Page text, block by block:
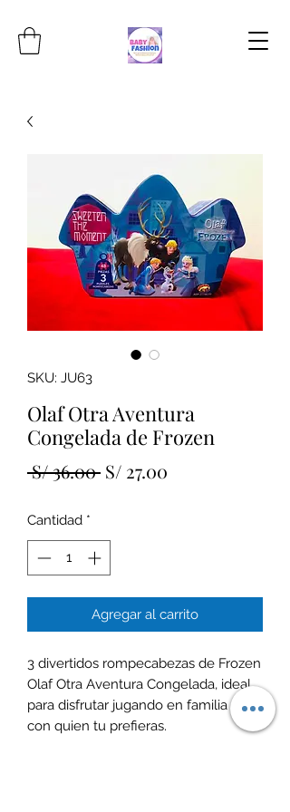
SKU: JU63
Olaf Otra Aventura
Congelada de Frozen
S/ 36.00 Precio
S/ 27.00
Cantidad *
Agregar al carrito
3 divertidos rompecabezas de Frozen
Olaf Otra Aventura Congelada, ideal
para disfrutar jugando en familia o
con quien tu prefieras.